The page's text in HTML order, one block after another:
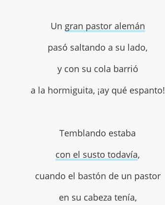
Un gran pastor alemán
pasó saltando a su lado,
y con su cola barrió
a la hormiguita, ¡ay qué espanto!
Temblando estaba
con el susto todavía,
cuando el bastón de un pastor
en su cabeza tenía,